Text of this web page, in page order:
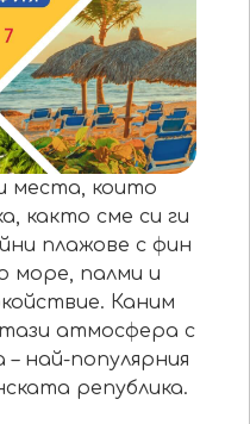
места, които
както сме си ги
плажове с фин
море, палми и
Каним
атмосфера с
най-популярния
република.